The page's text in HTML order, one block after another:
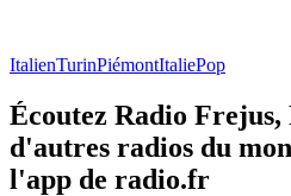
ItalienTurinPiémontItaliePop
Écoutez Radio
d'autres radios du
l'app de radio.fr